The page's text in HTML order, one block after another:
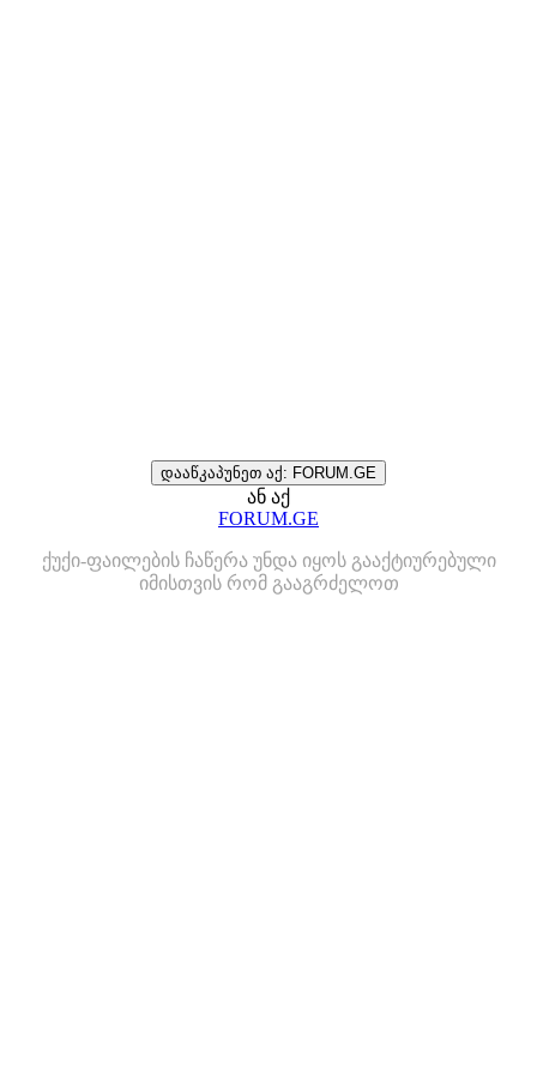
დააწკაპუნეთ აქ: FORUM.GE
ან აქ
FORUM.GE
ქუქი-ფაილების ჩაწერა უნდა იყოს გააქტიურებული
იმისთვის რომ გააგრძელოთ